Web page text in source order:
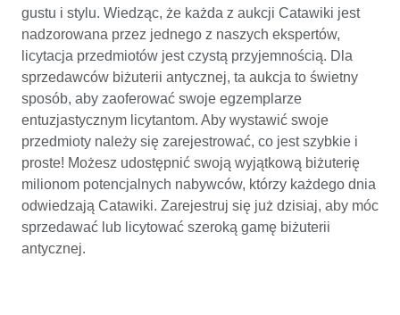
gustu i stylu. Wiedząc, że każda z aukcji Catawiki jest
nadzorowana przez jednego z naszych ekspertów,
licytacja przedmiotów jest czystą przyjemnością. Dla
sprzedawców biżuterii antycznej, ta aukcja to świetny
sposób, aby zaoferować swoje egzemplarze
entuzjastycznym licytantom. Aby wystawić swoje
przedmioty należy się zarejestrować, co jest szybkie i
proste! Możesz udostępnić swoją wyjątkową biżuterię
milionom potencjalnych nabywców, którzy każdego dnia
odwiedzają Catawiki. Zarejestruj się już dzisiaj, aby móc
sprzedawać lub licytować szeroką gamę biżuterii
antycznej.